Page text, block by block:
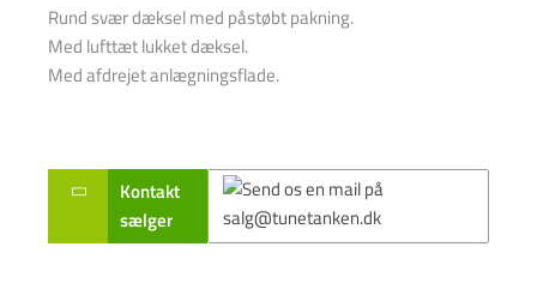
Rund svær dæksel med påstøbt pakning.
Med lufttæt lukket dæksel.
Med afdrejet anlægningsflade.
Kontakt
sælger